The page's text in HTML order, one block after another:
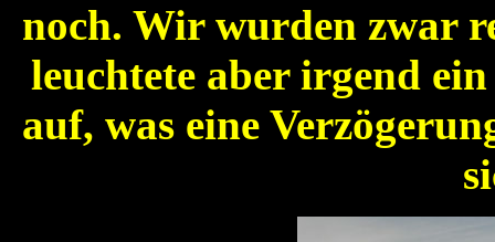
noch. Wir wurden zwar
leuchtete aber irgend
auf, was eine